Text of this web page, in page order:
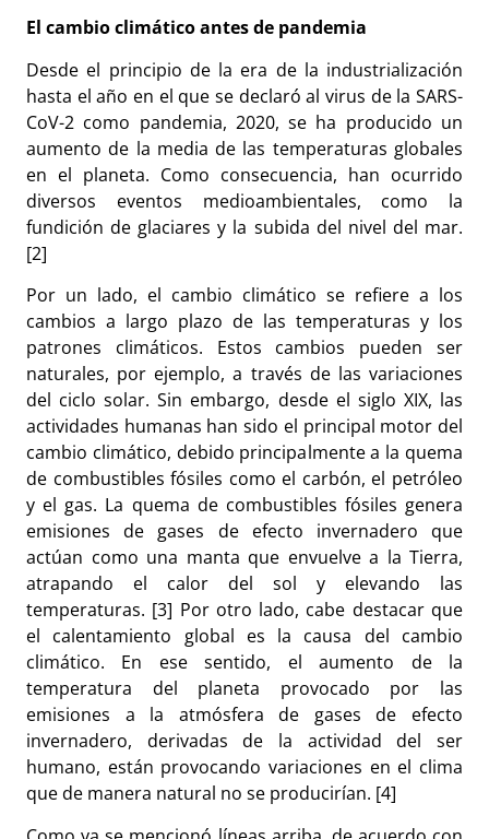
El cambio climático antes de pandemia
Desde el principio de la era de la industrialización
hasta el año en el que se declaró al virus de la SARS-
CoV-2 como pandemia, 2020, se ha producido un
aumento de la media de las temperaturas globales
en el planeta. Como consecuencia, han ocurrido
diversos eventos medioambientales, como la
fundición de glaciares y la subida del nivel del mar.
[2]
Por un lado, el cambio climático se refiere a los
cambios a largo plazo de las temperaturas y los
patrones climáticos. Estos cambios pueden ser
naturales, por ejemplo, a través de las variaciones
del ciclo solar. Sin embargo, desde el siglo XIX, las
actividades humanas han sido el principal motor del
cambio climático, debido principalmente a la quema
de combustibles fósiles como el carbón, el petróleo
y el gas. La quema de combustibles fósiles genera
emisiones de gases de efecto invernadero que
actúan como una manta que envuelve a la Tierra,
atrapando el calor del sol y elevando las
temperaturas. [3] Por otro lado, cabe destacar que
el calentamiento global es la causa del cambio
climático. En ese sentido, el aumento de la
temperatura del planeta provocado por las
emisiones a la atmósfera de gases de efecto
invernadero, derivadas de la actividad del ser
humano, están provocando variaciones en el clima
que de manera natural no se producirían. [4]